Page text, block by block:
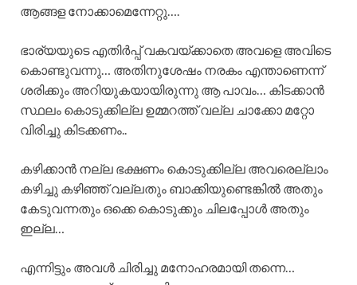
ആങ്ങള നോക്കാമെന്നേറ്റു….
ഭാര്യയുടെ എതിർപ്പ് വകവയ്ക്കാതെ അവളെ അവിടെ
കൊണ്ടുവന്നു… അതിനുശേഷം നരകം എന്താണെന്ന്
ശരിക്കും അറിയുകയായിരുന്നു ആ പാവം… കിടക്കാൻ
സ്ഥലം കൊടുക്കില്ല ഉമ്മറത്ത് വല്ല ചാക്കോ മറ്റോ
വിരിച്ചു കിടക്കണം..
കഴിക്കാൻ നല്ല ഭക്ഷണം കൊടുക്കില്ല അവരെല്ലാം
കഴിച്ചു കഴിഞ്ഞ് വല്ലതും ബാക്കിയുണ്ടെങ്കിൽ അതും
കേടുവന്നതും ഒക്കെ കൊടുക്കും ചിലപ്പോൾ അതും
ഇല്ല…
എന്നിട്ടും അവൾ ചിരിച്ചു മനോഹരമായി തന്നെ…